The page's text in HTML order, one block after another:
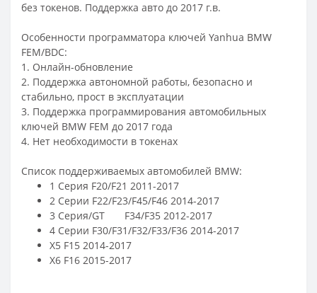
без токенов. Поддержка авто до 2017 г.в.
Особенности программатора ключей Yanhua BMW
FEM/BDC:
1. Онлайн-обновление
2. Поддержка автономной работы, безопасно и
стабильно, прост в эксплуатации
3. Поддержка программирования автомобильных
ключей BMW FEM до 2017 года
4. Нет необходимости в токенах
Список поддерживаемых автомобилей BMW:
1 Серия F20/F21 2011-2017
2 Серии F22/F23/F45/F46 2014-2017
3 Серия/GT F34/F35 2012-2017
4 Серии F30/F31/F32/F33/F36 2014-2017
X5 F15 2014-2017
X6 F16 2015-2017